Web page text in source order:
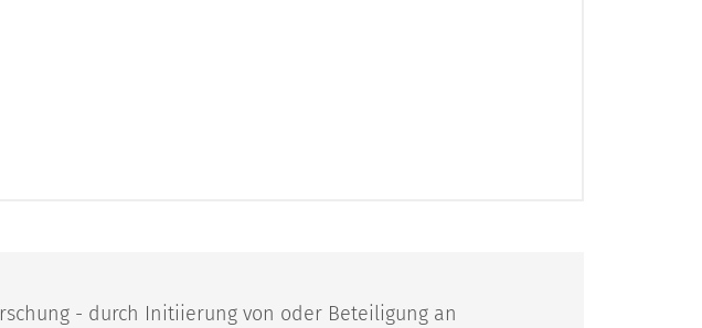
- durch Initiierung von oder Beteiligung an